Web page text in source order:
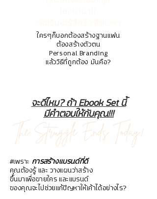
ใครๆก็บอกต้องสร้างฐานแฟน
ต้องสร้างตัวตน
Personal Branding
แล้ววิธีที่ถูกต้อง มันคือ?
จะดีไหม? ถ้า Ebook Set นี้
มีคำตอบให้กับคุณ!!!
The Struggle Ends Today!
#เพราะ การสร้างแบรนด์ที่ดี
คุณต้องรู้ และ วางแผนว่าสร้าง
ขึ้นมาเพื่อขายใคร และแบรนด์
ของคุณจะไปช่วยแก้ปัญหาให้เค้าได้อย่างไร?